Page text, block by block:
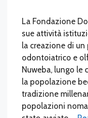
La Fondazione
sue attività
la creazione di
odontoiatrico e
Nuweba, lungo le
la popolazione
tradizione
popolazioni